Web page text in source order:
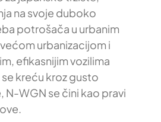
na svoje duboko
potrošača u urbanim
urbanizacijom i
efikasnijim vozilima
kreću kroz gusto
N-WGN se čini kao pravi